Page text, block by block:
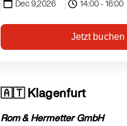
Dec 9,2026 14:00 - 16:00
Jetzt buchen
🇦🇹 Klagenfurt
Rom & Hermetter GmbH